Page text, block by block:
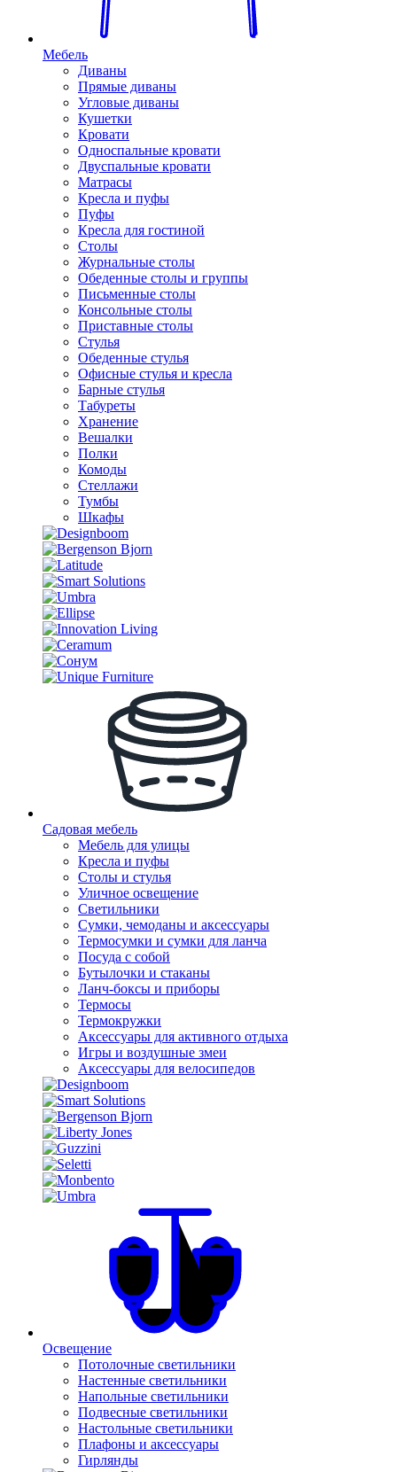
Мебель
Диваны
Прямые диваны
Угловые диваны
Кушетки
Кровати
Односпальные кровати
Двуспальные кровати
Матрасы
Кресла и пуфы
Пуфы
Кресла для гостиной
Столы
Журнальные столы
Обеденные столы и группы
Письменные столы
Консольные столы
Приставные столы
Стулья
Обеденные стулья
Офисные стулья и кресла
Барные стулья
Табуреты
Хранение
Вешалки
Полки
Комоды
Стеллажи
Тумбы
Шкафы
Садовая мебель
Мебель для улицы
Кресла и пуфы
Столы и стулья
Уличное освещение
Светильники
Сумки, чемоданы и аксессуары
Термосумки и сумки для ланча
Посуда с собой
Бутылочки и стаканы
Ланч-боксы и приборы
Термосы
Термокружки
Аксессуары для активного отдыха
Игры и воздушные змеи
Аксессуары для велосипедов
Освещение
Потолочные светильники
Настенные светильники
Напольные светильники
Подвесные светильники
Настольные светильники
Плафоны и аксессуары
Гирлянды